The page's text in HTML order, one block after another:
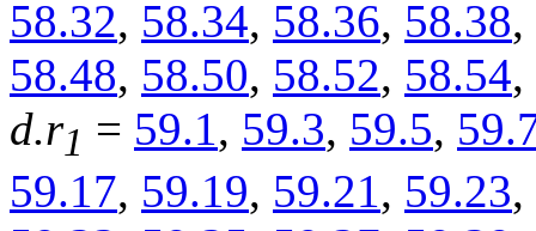
58.32, 58.34, 58.36, 58.38,
58.48, 58.50, 58.52, 58.54,
d.r1 = 59.1 , 59.3, 59.5,
59.17, 59.19, 59.21, 59.23,